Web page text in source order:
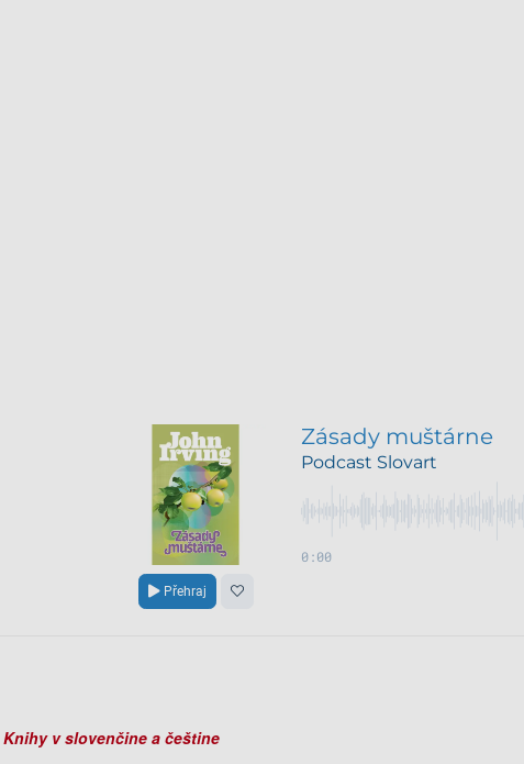
Knihy v slovenčine a češtine